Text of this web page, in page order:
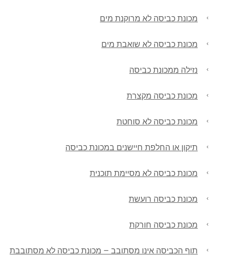
מכונת כביסה לא מרוקנת מים
מכונת כביסה לא שואבת מים
נזילה ממכונת כביסה
מכונת כביסה מקצרת
מכונת כביסה לא סוחטת
תיקון או החלפת חיישנים במכונת כביסה
מכונת כביסה לא מסיימת תוכנית
מכונת כביסה רועשת
מכונת כביסה חורקת
תוף הכביסה אינו מסתובב – מכונת כביסה לא מסתובבת